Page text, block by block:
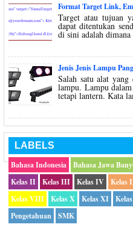
Format Target Link,
Target atau tujuan
dapat ditentukan
di sini adalah
Jenis Jenis Lampu
Salah satu alat yang
lampu. Lampu
tetapi lantern. Kata
LABELS
Bahasa Indonesia
Bahasa Jawa
Kelas II
Kelas III Kelas IV Kelas
Kelas VIII
Kelas X Kelas XI
Pengetahuan
SMK